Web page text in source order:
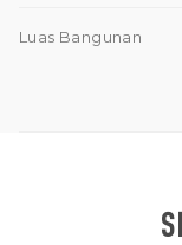
Luas Bangunan